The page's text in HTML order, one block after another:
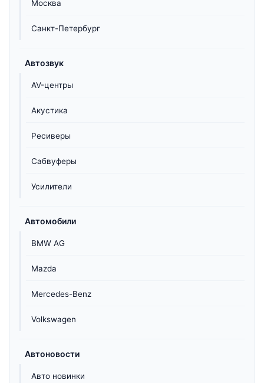
Москва
Санкт-Петербург
Автозвук
AV-центры
Акустика
Ресиверы
Сабвуферы
Усилители
Автомобили
BMW AG
Mazda
Mercedes-Benz
Volkswagen
Автоновости
Авто новинки